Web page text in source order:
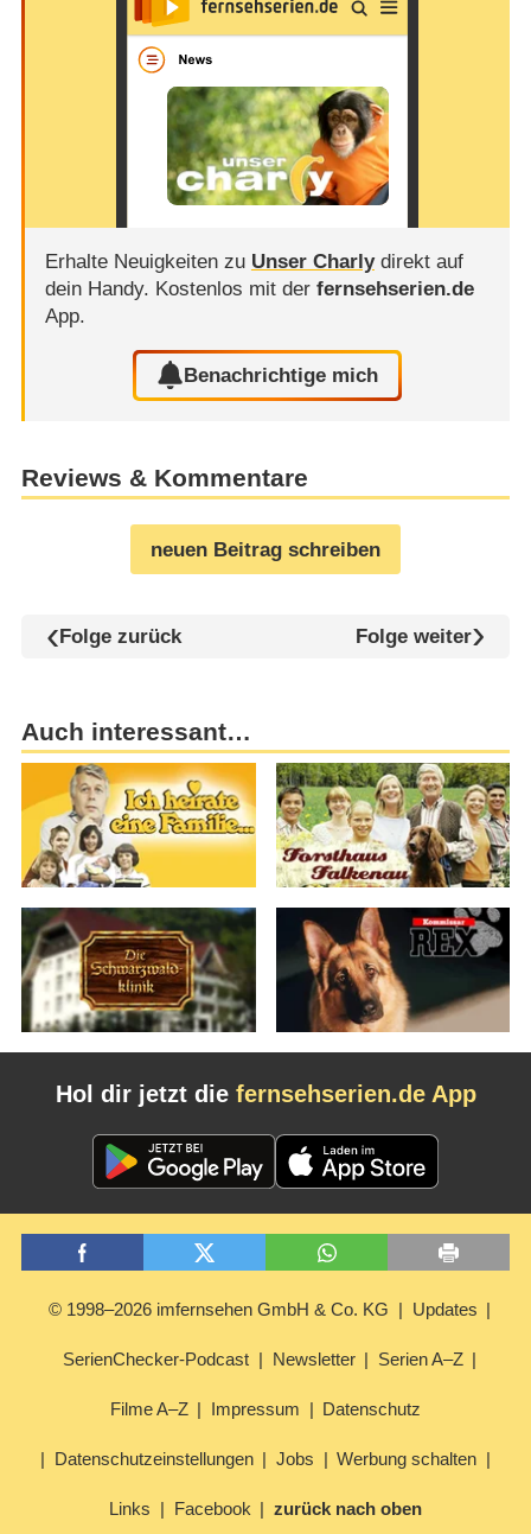
Erhalte Neuigkeiten zu Unser Charlydirekt auf
dein Handy. Kostenlos mit der fernsehserien.de
App.
Benachrichtige mich
Reviews & Kommentare
neuen Beitrag schreiben
Folge zurück Folge weiter
Auch interessant…
Hol dir jetzt die fernsehserien.de App
© 1998–2026 imfernsehen GmbH & Co. KG Updates
SerienChecker-Podcast Newsletter Serien A–Z
Filme A–Z Impressum Datenschutz
Datenschutzeinstellungen Jobs Werbung schalten
Links Facebook zurück nach oben